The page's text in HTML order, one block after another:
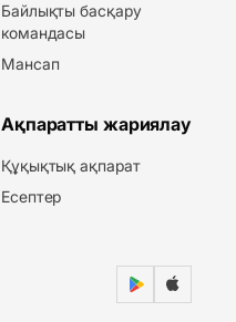
Байлықты басқару
командасы
Мансап
Ақпаратты жариялау
Құқықтық ақпарат
Есептер